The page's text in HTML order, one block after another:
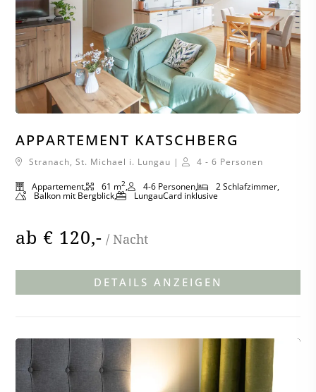
APPARTEMENT KATSCHBERG
Stranach, St. Michael i. Lungau | 4 - 6 Personen
Appartement 61 m2 4-6 Personen 2 Schlafzimmer
Balkon mit Bergblick LungauCard inklusive
ab € 120,-
DETAILS ANZEIGEN
KATSCHBERG